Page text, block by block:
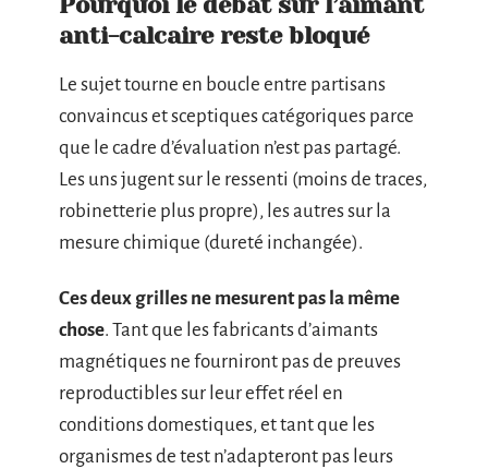
anti-calcaire reste bloqué
Le sujet tourne en boucle entre partisans
convaincus et sceptiques catégoriques parce
que le cadre d’évaluation n’est pas partagé.
Les uns jugent sur le ressenti (moins de traces,
robinetterie plus propre), les autres sur la
mesure chimique (dureté inchangée).
Ces deux grilles ne mesurent pas la même
chose. Tant que les fabricants d’aimants
magnétiques ne fourniront pas de preuves
reproductibles sur leur effet réel en
conditions domestiques, et tant que les
organismes de test n’adapteront pas leurs